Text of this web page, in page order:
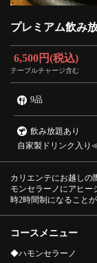
プレミアム飲み
6,500円(税込)
テーブルチャージ含む
9品
飲み放題あり
自家製ドリンク入
カリエンテにお越しの
モンセラーノにアヒ
時2時間制になること
コースメニュー
◆ハモンセラーノ